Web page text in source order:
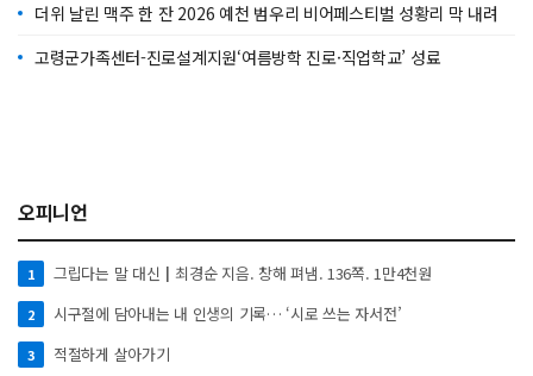
더위 날린 맥주 한 잔 2026 예천 범우리 비어페스티벌 성황리 막 내려
고령군가족센터-진로설계지원‘여름방학 진로·직업학교’ 성료
오피니언
1 그립다는 말 대신┃최경순 지음. 창해 펴냄. 136쪽. 1만4천원
2 시구절에 담아내는 내 인생의 기록… ‘시로 쓰는 자서전’
3 적절하게 살아가기